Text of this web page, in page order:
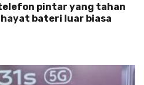
telefon pintar yang tahan
bateri luar biasa